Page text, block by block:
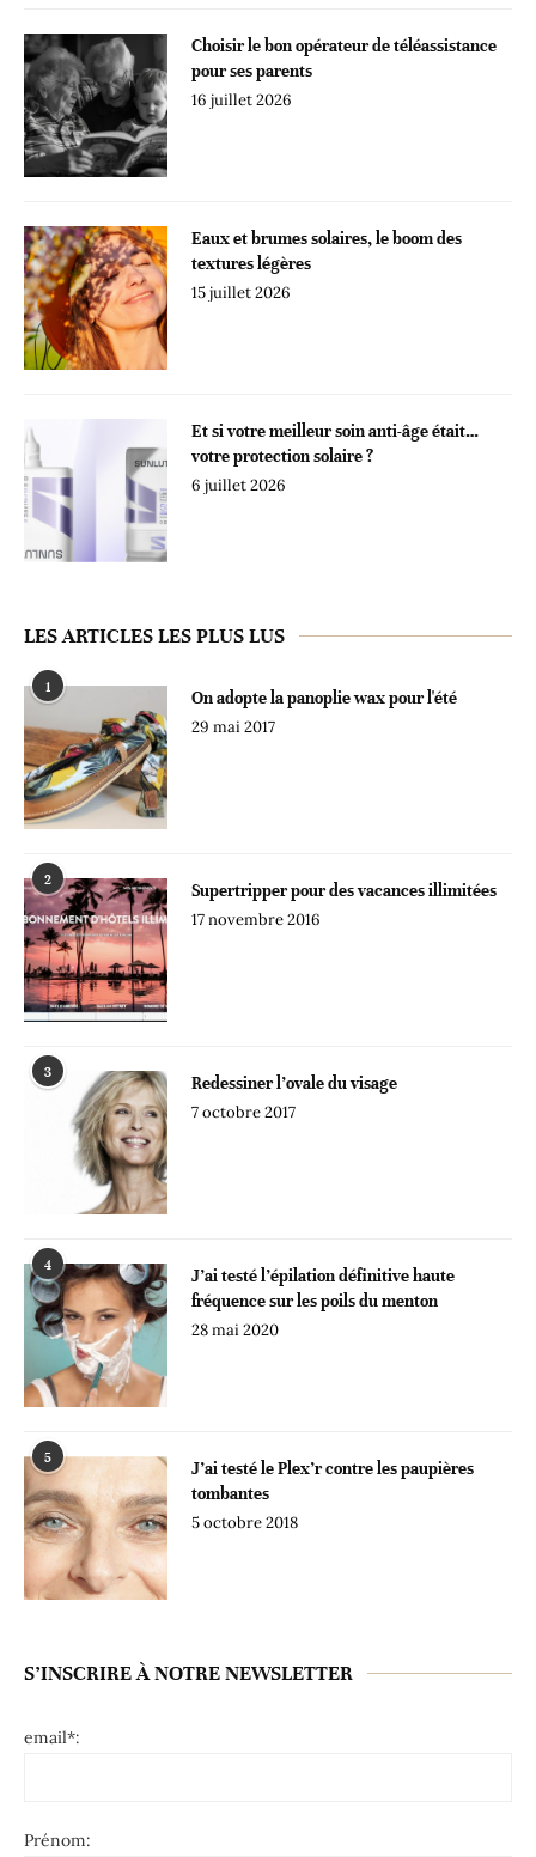
Choisir le bon opérateur de téléassistance
pour ses parents
16 juillet 2026
Eaux et brumes solaires, le boom des
textures légères
15 juillet 2026
Et si votre meilleur soin anti-âge était…
votre protection solaire ?
6 juillet 2026
LES ARTICLES LES PLUS LUS
1
On adopte la panoplie wax pour l'été
29 mai 2017
2
Supertripper pour des vacances illimitées
17 novembre 2016
3
Redessiner l’ovale du visage
7 octobre 2017
4
J’ai testé l’épilation définitive haute
fréquence sur les poils du menton
28 mai 2020
5
J’ai testé le Plex’r contre les paupières
tombantes
5 octobre 2018
S’INSCRIRE À NOTRE NEWSLETTER
email*:
Prénom: